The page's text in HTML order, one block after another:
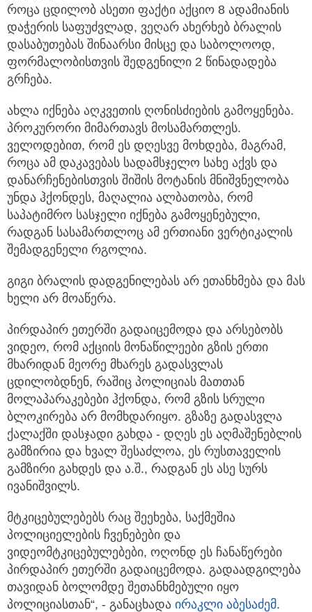
როცა ცდილობ ასეთი ფაქტი აქციო 8 ადამიანის
დაჭერის საფუძვლად, ვეღარ ახერხებ ბრალის
დასაბუთებას შინაარსი მისცე და საბოლოოდ,
ფორმალობისთვის შედგენილი 2 წინადადება
გრჩება.
ახლა იქნება აღკვეთის ღონისძიების გამოყენება.
პროკურორი მიმართავს მოსამართლეს.
ველოდებით, რომ ეს დღესვე მოხდება, მაგრამ,
როცა ამ დაკავებას სადამსჯელო სახე აქვს და
დანარჩენებისთვის შიშის მოტანის მნიშვნელობა
უნდა ჰქონდეს, მაღალია ალბათობა, რომ
საპატიმრო სასჯელი იქნება გამოყენებული,
რადგან სასამართლოც ამ ერთიანი ვერტიკალის
შემადგენელი რგოლია.
გიგი ბრალის დადგენილებას არ ეთანხმება და მას
ხელი არ მოაწერა.
პირდაპირ ეთერში გადაიცემოდა და არსებობს
ვიდეო, რომ აქციის მონაწილეები გზის ერთი
მხარიდან მეორე მხარეს გადასვლას
ცდილობდნენ, რაშიც პოლიციას მათთან
მოლაპარაკებები ჰქონდა, რომ გზის სრული
ბლოკირება არ მომხდარიყო. გზაზე გადასვლა
ქალაქში დასჯადი გახდა - დღეს ეს აღმაშენებლის
გამზირია და ხვალ შესაძლოა, ეს რუსთაველის
გამზირი გახდეს და ა.შ., რადგან ეს ასე სურს
ივანიშვილს.
მტკიცებულებებს რაც შეეხება, საქმეშია
პოლიციელების ჩვენებები და
ვიდეომტკიცებულებები, ოღონდ ეს ჩანაწერები
პირდაპირ ეთერში გადაიცემოდა. გადაადგილება
თავიდან ბოლომდე შეთანხმებული იყო
პოლიციასთან“, - განაცხადა ირაკლი აბესაძემ.